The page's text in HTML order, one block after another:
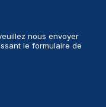
nous envoyer
le formulaire de